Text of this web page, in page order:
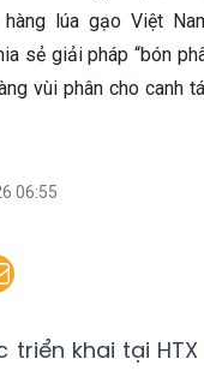
lúa gạo Việt
sẻ giải pháp “bón
vùi phân cho canh
06:55
triển khai tại